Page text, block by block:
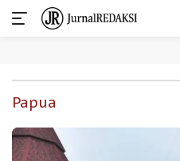
content
Papua